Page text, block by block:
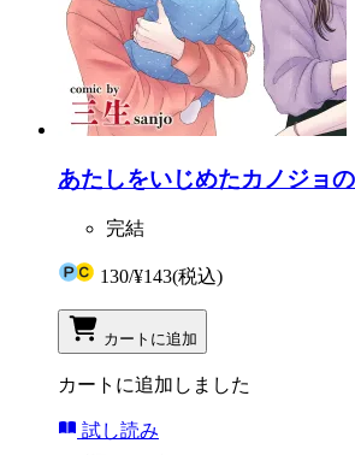
あたしをいじめたカノジョ
完結
130/¥143(税込)
カートに追加
カートに追加しました
試し読み